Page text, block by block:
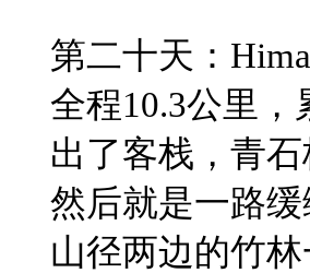
第二十天：
全程10.3公里，
出了客栈，青
然后就是一路缓
山径两边的竹